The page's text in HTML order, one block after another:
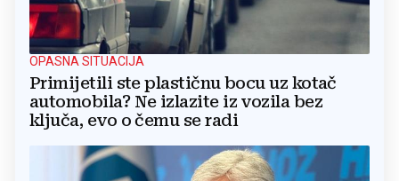
OPASNA SITUACIJA
Primijetili ste plastičnu bocu uz kotač
automobila? Ne izlazite iz vozila bez
ključa, evo o čemu se radi